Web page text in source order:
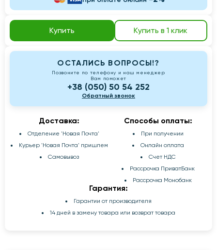
Купить Купить в 1 клик
ОСТАЛИСЬ ВОПРОСЫ!?
Позвоните по телефону и наш менеджер
Вам поможет
+38 (050) 50 54 252
Обратный звонок
Доставка:
Отделение 'Новая Почта'
Курьер 'Новая Почта' пришлем
Самовывоз
Способы оплаты:
При получении
Онлайн оплата
Счет НДС
Рассрочка ПриватБанк
Рассрочка Монобанк
Гарантия:
Гарантии от производителя
14 дней в замену товара или возврат товара